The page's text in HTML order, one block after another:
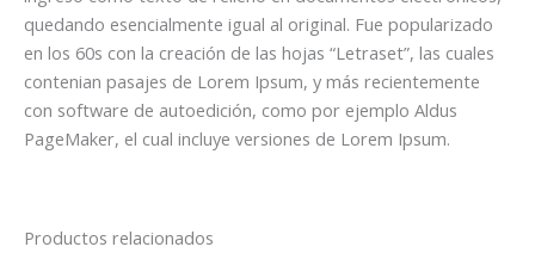
quedando esencialmente igual al original. Fue popularizado
en los 60s con la creación de las hojas “Letraset”, las cuales
contenian pasajes de Lorem Ipsum, y más recientemente
con software de autoedición, como por ejemplo Aldus
PageMaker, el cual incluye versiones de Lorem Ipsum.
Productos relacionados